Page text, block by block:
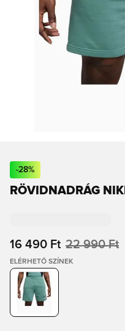
-28%
RÖVIDNADRÁG
16 490 Ft 22 990 Ft
ELÉRHETŐ SZÍNEK